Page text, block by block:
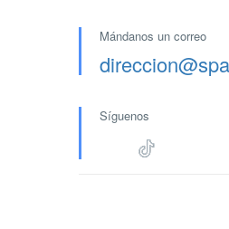
Mándanos un correo
Síguenos